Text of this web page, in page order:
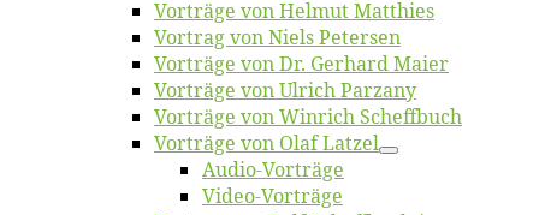
Vor­trä­ge von Hel­mut Matthies
Vor­trag von Niels Petersen
Vor­trä­ge von Dr. Ger­hard Maier
Vor­trä­ge von Ul­rich Parzany
Vor­trä­ge von Win­rich Scheffbuch
Vor­trä­ge von Olaf Latzel
Au­dio-Vor­trä­ge
Vi­deo-Vor­trä­ge